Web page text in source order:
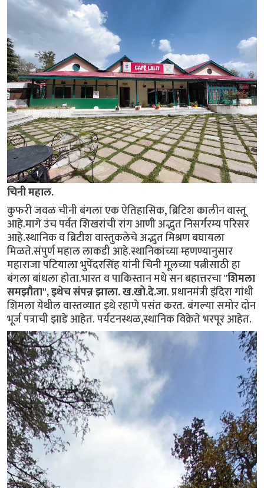
चिनी महाल.
कुफरी जवळ चीनी बंगला एक ऐतिहासिक, ब्रिटिश कालीन वास्तू
आहे.मागे उंच पर्वत शिखरांची रांग आणी अद्भुत निसर्गरम्य परिसर
आहे.स्थानिक व ब्रिटीश वास्तुकलेचे अद्भुत मिश्रण बघायला
मिळते.संपुर्ण महाल लाकडी आहे.स्थानिकांच्या म्हणण्यानुसार
महाराजा पटियाला भुपेंदरसिंह यांनी चिनी मूलच्या पत्नीसाठी हा
बंगला बांधला होता.भारत व पाकिस्तान मधे सन बहात्तरचा "शिमला
समझौता", इथेच संपन्न झाला. ख.खो.दे.जा. प्रधानमंत्री इंदिरा गांधी
शिमला येथील वास्तव्यात इथे रहाणे पसंत करत. बंगल्या समोर दोन
भूर्ज पत्राची झाडे आहेत. पर्यटनस्थळ,स्थानिक विक्रेते भरपूर आहेत.